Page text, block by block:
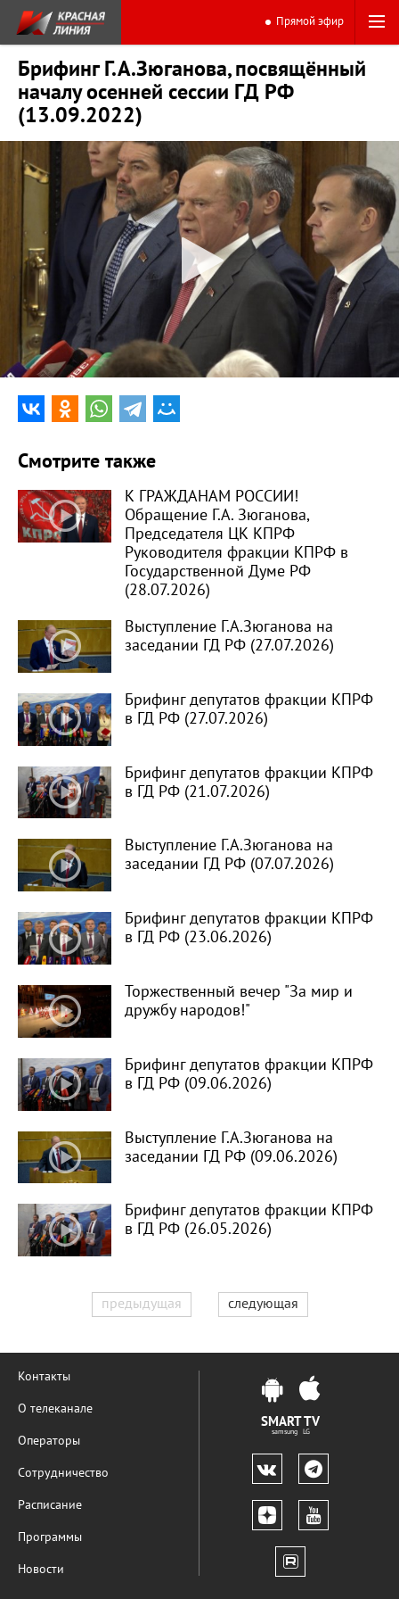
Прямой эфир
Брифинг Г.А.Зюганова, посвящённый
началу осенней сессии ГД РФ
(13.09.2022)
0:00 12:26
Смотрите также
К ГРАЖДАНАМ РОССИИ!
Обращение Г.А. Зюганова,
Председателя ЦК КПРФ
Руководителя фракции КПРФ в
Государственной Думе РФ
(28.07.2026)
Выступление Г.А.Зюганова на
заседании ГД РФ (27.07.2026)
Брифинг депутатов фракции КПРФ
в ГД РФ (27.07.2026)
Брифинг депутатов фракции КПРФ
в ГД РФ (21.07.2026)
Выступление Г.А.Зюганова на
заседании ГД РФ (07.07.2026)
Брифинг депутатов фракции КПРФ
в ГД РФ (23.06.2026)
Торжественный вечер "За мир и
дружбу народов!"
Брифинг депутатов фракции КПРФ
в ГД РФ (09.06.2026)
Выступление Г.А.Зюганова на
заседании ГД РФ (09.06.2026)
Брифинг депутатов фракции КПРФ
в ГД РФ (26.05.2026)
предыдущая следующая
Контакты
О телеканале
Операторы
Сотрудничество
Расписание
Программы
Новости
SMART TV
samsung LG